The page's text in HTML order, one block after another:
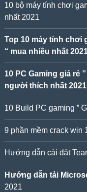
10 bộ máy tính chơi
nhất 2021
Top 10 máy tính chơi
“ mua nhiều nhất
10 PC Gaming giá rẻ
người thích nhất 2021
10 Build PC gaming ”
9 phần mềm crack win
Hướng dẫn cài đặt
Hướng dẫn tải
2021